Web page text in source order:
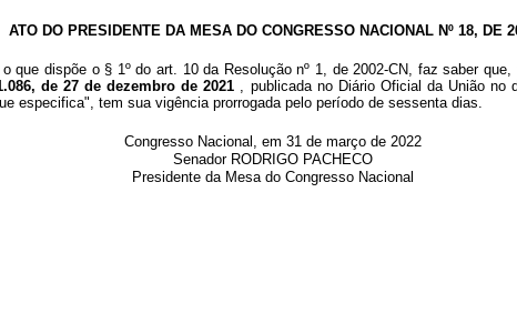
ATO DO PRESIDENTE DA MESA DO CONGRESSO NACIONAL Nº 18, DE
que dispõe o § 1º do art. 10 da Resolução nº 1, de 2002-CN, faz saber
de 27 de dezembro de 2021 , publicada no Diário Oficial da União no
especifica", tem sua vigência prorrogada pelo período de sessenta dias.
Congresso Nacional, em 31 de março de 2022
Senador RODRIGO PACHECO
Presidente da Mesa do Congresso Nacional